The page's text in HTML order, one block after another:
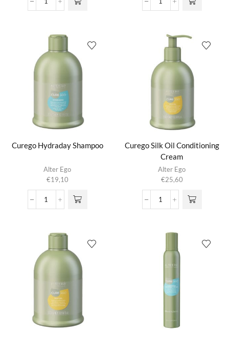
Curego
aantal
Curego
aantal
Curego Hydraday Shampoo
Alter Ego
€19,10
Curego
aantal
Curego Silk Oil Conditioning
Cream
Alter Ego
€25,60
Curego
Conditioning
aantal